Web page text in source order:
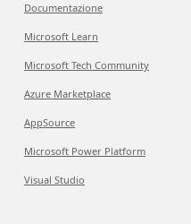
Documentazione
Microsoft Learn
Microsoft Tech Community
Azure Marketplace
AppSource
Microsoft Power Platform
Visual Studio